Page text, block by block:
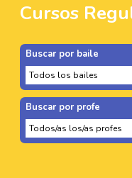
Cursos
Buscar por baile
Buscar por profe